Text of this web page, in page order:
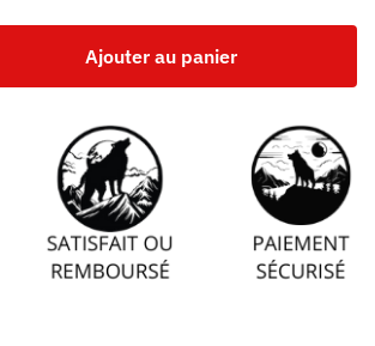
Ajouter au panier